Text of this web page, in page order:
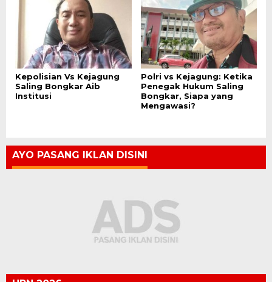
Kepolisian Vs Kejagung
Saling Bongkar Aib
Institusi
Polri vs Kejagung: Ketika
Penegak Hukum Saling
Bongkar, Siapa yang
Mengawasi?
AYO PASANG IKLAN DISINI